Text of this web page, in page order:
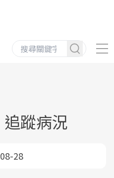
蹤病況
28